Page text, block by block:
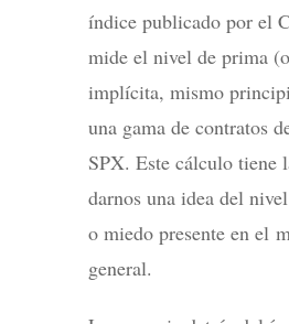
índice publicado por el
mide el nivel de prima
implícita, mismo
una gama de contratos
SPX. Este cálculo tiene
darnos una idea del
o miedo presente en el
general.